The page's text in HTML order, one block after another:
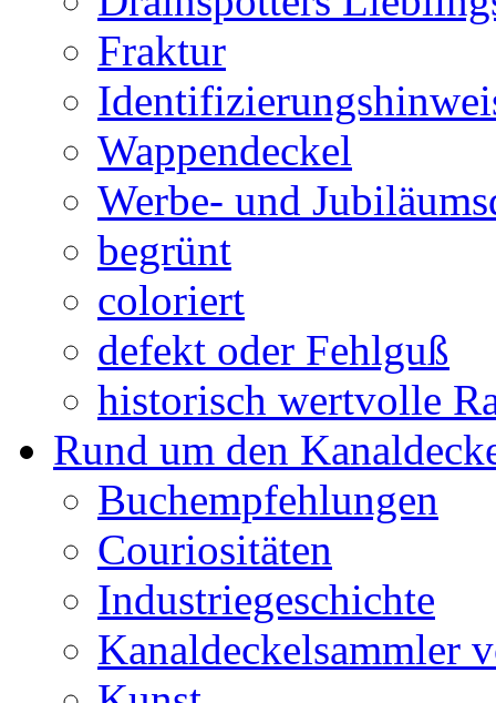
Fraktur
Wappendeckel
Werbe- und
begrünt
coloriert
defekt oder Fehlguß
historisch wertvolle
Rund um den
Buchempfehlungen
Couriositäten
Industriegeschichte
Kanaldeckelsammler